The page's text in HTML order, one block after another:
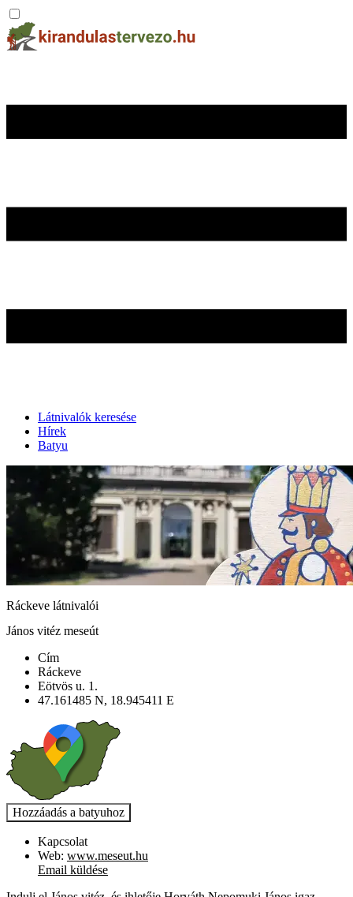
Látnivalók keresése
Hírek
Batyu
Ráckeve látnivalói
János vitéz meseút
Cím
Ráckeve
Eötvös u. 1.
47.161485 N, 18.945411 E
Kapcsolat
Web: www.meseut.hu
Email küldése